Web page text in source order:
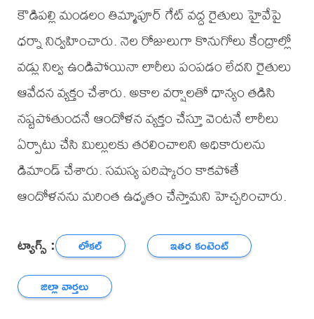
కౌడిపల్లి మండలం తిమ్మాపూర్ గేట్ వద్ద రైతులు హైవేపై
ధర్నా నిర్వహించారు. నెల రోజులుగా కొనుగోలు కేంద్రాల్లో
వడ్లు నిల్వ ఉండిపోయినా లారీలు పంపడం లేదని రైతులు
ఆవేదన వ్యక్తం చేశారు. అకాల వర్షాలతో ధాన్యం తడిసి
నష్టపోతుందనే ఆందోళన వ్యక్తం చేస్తూ వెంటనే లారీలు
ఏర్పాటు చేసి మిల్లులకు తరలించాలని అధికారులను
డిమాండ్ చేశారు. సమస్య పరిష్కారం కాకపోతే
ఆందోళనను మరింత ఉధృతం చేస్తామని హెచ్చరించారు.
ట్యాగ్స్ : లోకల్
ఇతర కంటెంట్
జిల్లా వార్తలు